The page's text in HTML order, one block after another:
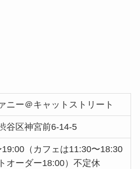
ニー＠キャットストリート
谷区神宮前6-14-5
19:00（カフェは11:30〜18:30
オーダー18:00）不定休